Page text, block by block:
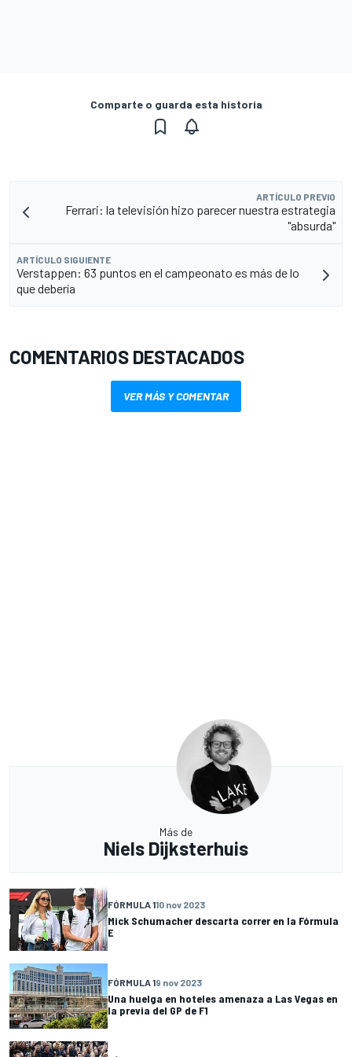
Comparte o guarda esta historia
ARTÍCULO PREVIO
Ferrari: la televisión hizo parecer nuestra estrategia
"absurda"
ARTÍCULO SIGUIENTE
Verstappen: 63 puntos en el campeonato es más de lo
que debería
COMENTARIOS DESTACADOS
VER MÁS Y COMENTAR
Más de
Niels Dijksterhuis
FÓRMULA 110 nov 2023
Mick Schumacher descarta correr en la Fórmula
E
FÓRMULA 19 nov 2023
Una huelga en hoteles amenaza a Las Vegas en
la previa del GP de F1